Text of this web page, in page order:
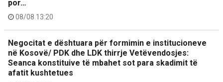
por…
08/08 13:20
Negocitat e dështuara për formimin e institucioneve
në Kosovë/ PDK dhe LDK thirrje Vetëvendosjes:
Seanca konstituive të mbahet sot para skadimit të
afatit kushtetues